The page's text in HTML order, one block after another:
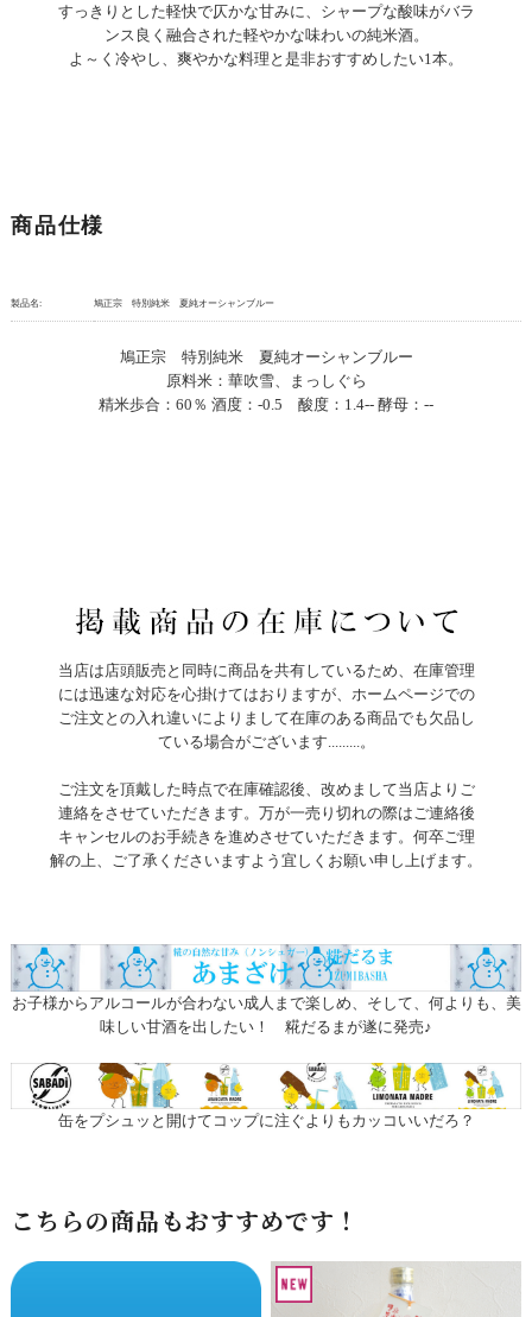
すっきりとした軽快で仄かな甘みに、シャープな酸味がバラ
ンス良く融合された軽やかな味わいの純米酒。
よ～く冷やし、爽やかな料理と是非おすすめしたい1本。
商品仕様
製品名: 鳩正宗 特別純米 夏純オーシャンブルー
鳩正宗 特別純米 夏純オーシャンブルー
原料米：華吹雪、まっしぐら
精米歩合：60％ 酒度：-0.5 酸度：1.4-- 酵母：--
当店は店頭販売と同時に商品を共有しているため、在庫管理
には迅速な対応を心掛けてはおりますが、ホームページでの
ご注文との入れ違いによりまして在庫のある商品でも欠品し
ている場合がございます.........。
ご注文を頂戴した時点で在庫確認後、改めまして当店よりご
連絡をさせていただきます。万が一売り切れの際はご連絡後
キャンセルのお手続きを進めさせていただきます。何卒ご理
解の上、ご了承くださいますよう宜しくお願い申し上げます。
お子様からアルコールが合わない成人まで楽しめ、そして、何よりも、美
味しい甘酒を出したい！ 糀だるまが遂に発売♪
缶をプシュッと開けてコップに注ぐよりもカッコいいだろ？
こちらの商品もおすすめです！